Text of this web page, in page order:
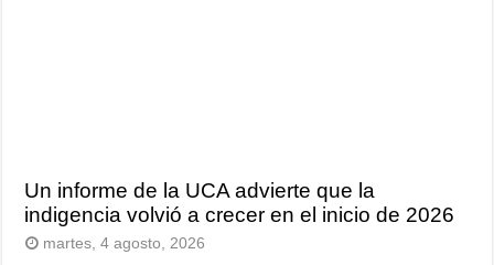
Un informe de la UCA advierte que la
indigencia volvió a crecer en el inicio de 2026
martes, 4 agosto, 2026